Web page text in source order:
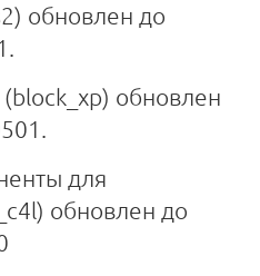
обновлен до
обновлен
для
обновлен до